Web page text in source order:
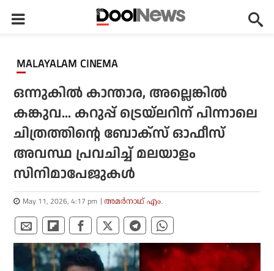
MALAYALAM CINEMA
ഒന്നുകില്‍ കാന്താര, അല്ലെങ്കില്‍
കങ്കുവ... കറുപ്പ് ട്രെയ്‌ലറിന് പിന്നാലെ
ചിത്രത്തിന്റെ ബോക്‌സ് ഓഫീസ്
അവസ്ഥ പ്രവചിച്ച് മലയാളം
സിനിമാപേജുകള്‍
May 11, 2026, 4:17 pm അമര്‍നാഥ് എം.